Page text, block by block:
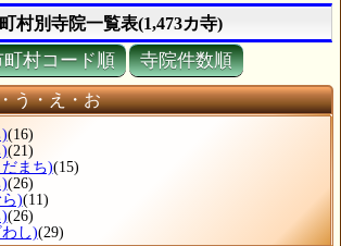
村別寺院一覧表(1,473カ寺)
町村コード順 寺院件数順
う・え・お
(16)
(21)
まち)(15)
(26)
)(11)
(26)
し)(29)